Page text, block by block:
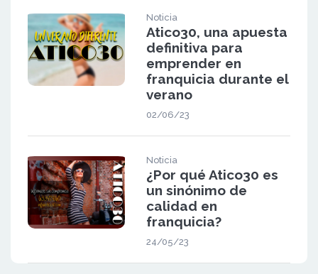
Noticia
Atico30, una apuesta
definitiva para
emprender en
franquicia durante el
verano
02/06/23
Noticia
¿Por qué Atico30 es
un sinónimo de
calidad en
franquicia?
24/05/23